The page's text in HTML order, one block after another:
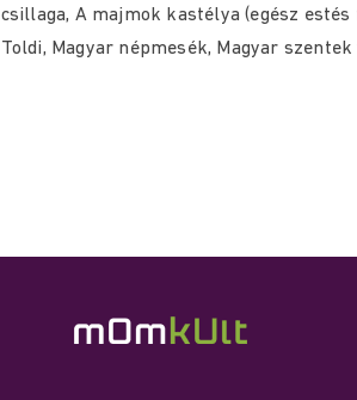
csillaga, A majmok kastélya (egész
Toldi, Magyar népmesék, Magyar